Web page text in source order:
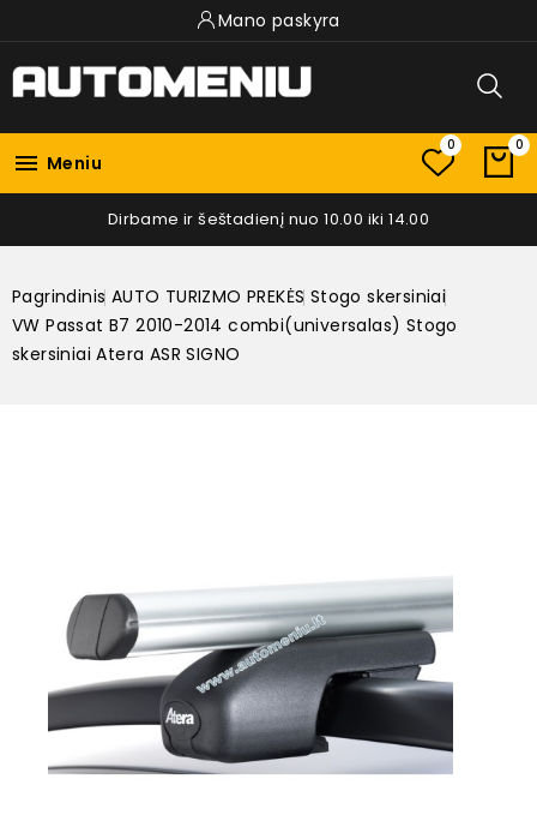
Mano paskyra
 Meniu
0 0
Dirbame ir šeštadienį nuo 10.00 iki 14.00
Pagrindinis AUTO TURIZMO PREKĖS Stogo skersiniai
VW Passat B7 2010-2014 combi(universalas) Stogo
skersiniai Atera ASR SIGNO